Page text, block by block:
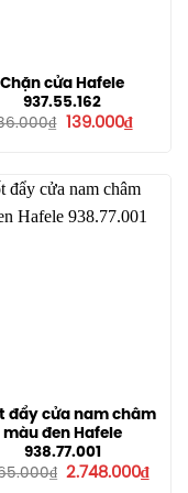
Chặn cửa Hafele
937.55.162
₫
Giá
139.000₫Giá
hiện
đẩy cửa nam châm
màu đen Hafele
938.77.001
₫
Giá
2.748.000₫Giá
hiện